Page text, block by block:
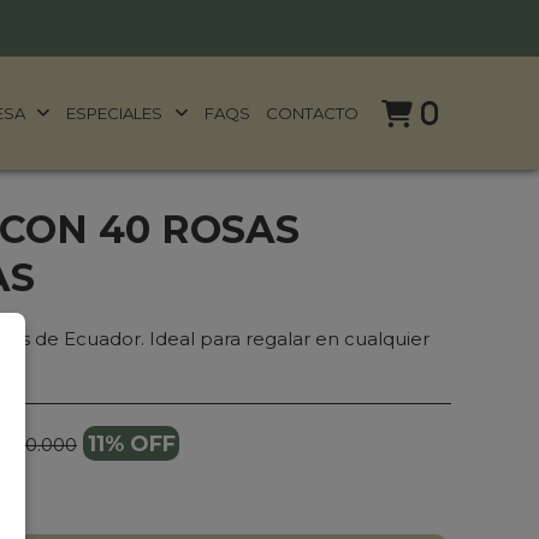
ESPECIALES FAQS CONTACTO 0
40 ROSAS
de Ecuador. Ideal para regalar en cualquier
450.000 11% OFF